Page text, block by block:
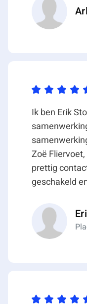
mkb-bedrijven
georiënteerde
Endinet, VDL
ontwikkeld als
hoogwaardige
Kantoorgebruikers
meer Opple, SDK,
Opleveringsniveau
Kantoorruimte
Het object wordt
voorzieningen:
• Liftinstallatie en
• Pantry met close-
• Gescheiden
(gemiddeld 450-
Ik ben Erik
Zoë
prettig
geschakeld